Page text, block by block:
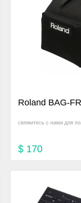
Roland BAG-
свяжитесь с нами для
$170